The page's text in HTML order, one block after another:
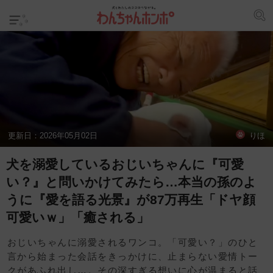
更新日： 2026年05月02日 りほ
犬を溺愛しているおじいちゃんに『可愛
い？』と問いかけてみたら…本当の孫のよ
うに『愛を語る光景』が87万再生「ドヤ顔
可愛いｗ」「癒される」
おじいちゃんに溺愛されるワンコ。「可愛い？」のひと
言から始まった会話をきっかけに、止まらない愛情トー
クがあふれ出し…。その深すぎる想いに心が温まると話